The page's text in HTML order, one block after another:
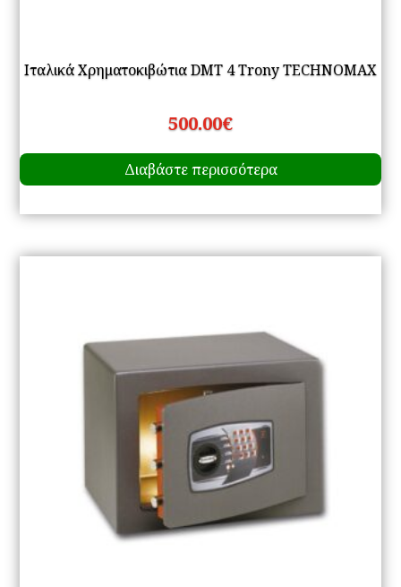
Ιταλικά Χρηματοκιβώτια DMT 4 Trony TECHNOMAX
500.00€
Διαβάστε περισσότερα